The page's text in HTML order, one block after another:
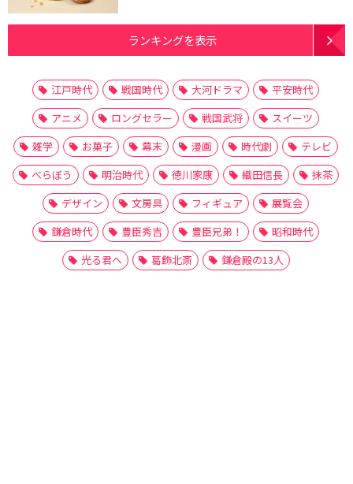
ランキングを表示
江戸時代 戦国時代 大河ドラマ
平安時代
アニメ
ロングセラー 戦国武将
スイーツ
雑学
お菓子 幕末 漫画 時代劇
テレビ
べらぼう
明治時代 徳川家康 織田信長
抹茶
デザイン
文房具 フィギュア
展覧会
鎌倉時代
豊臣秀吉 豊臣兄弟！
昭和時代
光る君へ
葛飾北斎 鎌倉殿の13人